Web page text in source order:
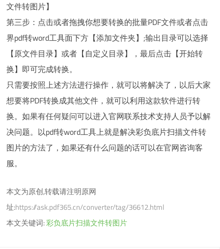
文件转图片】
第三步：点击或者拖拽你想要转换的批量PDF文件或者点击
界pdf转word工具面下方【添加文件夹】;输出目录可以选择
【原文件目录】或者【自定义目录】，最后点击【开始转
换】即可完成转换。
只需要按照上述方法进行操作，就可以将解决了，以后大家
想要将PDF转换成其他文件，就可以利用这款软件进行转
换。如果有任何疑问可以进入官网联系技术支持人员予以解
决问题。以pdf转word工具上就是解决彩负底片扫描文件转
图片的方法了，如果还有什么问题的话可以在官网咨询客
服。
本文为原创,转载请注明原网
址:https://ask.pdf365.cn/converter/tag/36612.html
本文关键词:彩负底片扫描文件转图片